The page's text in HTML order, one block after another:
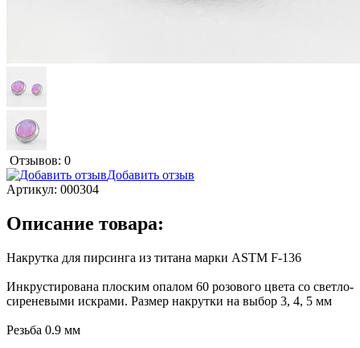
Отзывов: 0
Добавить отзыв
Артикул: 000304
Описание товара:
Накрутка для пирсинга из титана марки ASTM F-136
Инкрустирована плоским опалом 60 розового цвета со светло-
сиреневыми искрами. Размер накрутки на выбор 3, 4, 5 мм
Резьба 0.9 мм